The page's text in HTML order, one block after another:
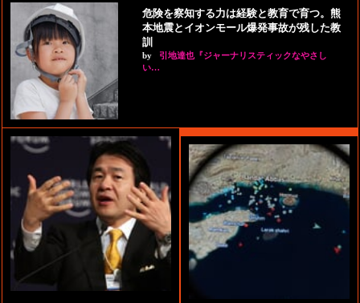
危険を察知する力は経験と教育で育つ。熊
本地震とイオンモール爆発事故が残した教
訓
by
引地達也『ジャーナリスティックなやさし
い…